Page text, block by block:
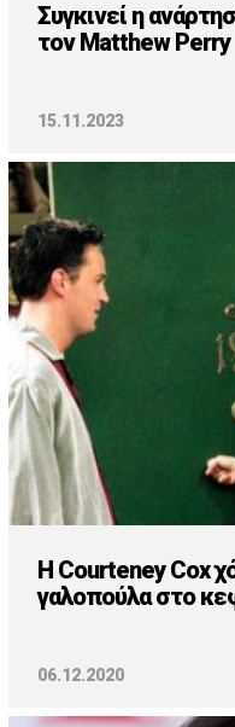
Συγκινεί η
τον Matthew Perry
15.11.2023
H Courteney Cox
γαλοπούλα στο
06.12.2020